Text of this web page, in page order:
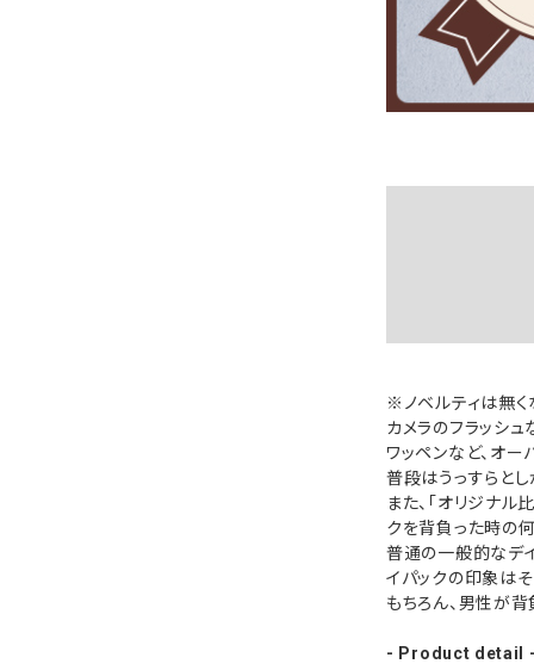
※ノベルティは無く
カメラのフラッシ
ワッペンなど、オ
普段はうっすらとし
また、「オリジナ
クを背負った時の
普通の一般的なデ
イパックの印象はそ
もちろん、男性が
- Product detail